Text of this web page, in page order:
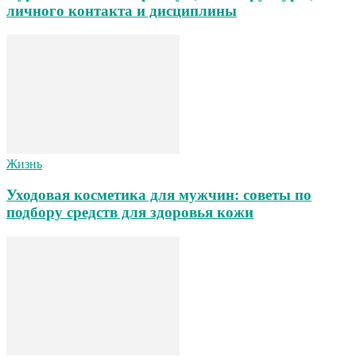
личного контакта и дисциплины
Жизнь
Уходовая косметика для мужчин: советы по
подбору средств для здоровья кожи